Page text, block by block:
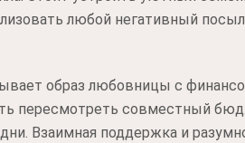
любой негативный
образ любовницы с
пересмотреть совместный
Взаимная поддержка и